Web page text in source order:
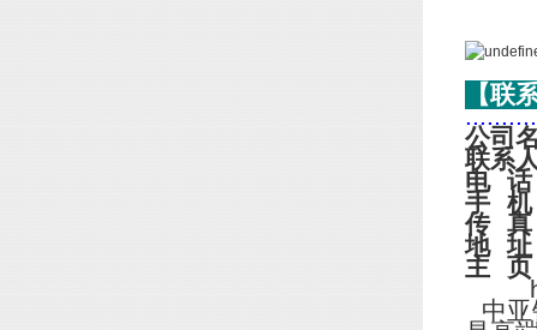
【联
公司名
联系
电 话
手 机
传 真
地 址
主 页
中亚